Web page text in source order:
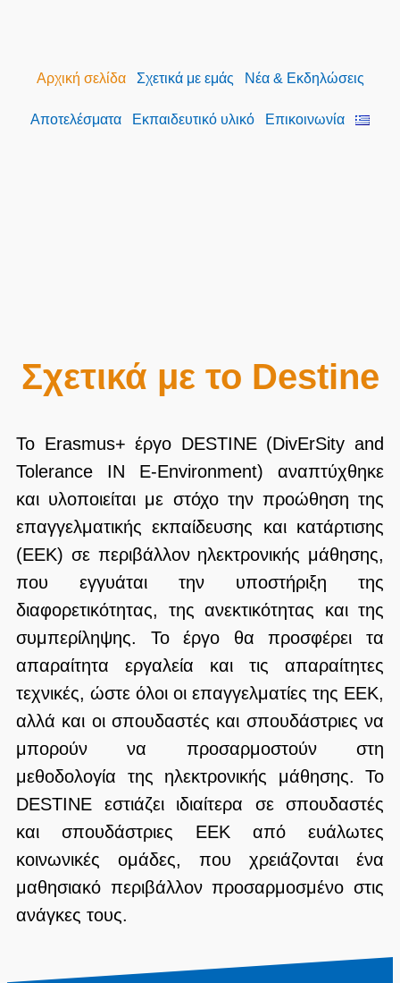
Αρχική σελίδα Σχετικά με εμάς Νέα & Εκδηλώσεις
Αποτελέσματα Εκπαιδευτικό υλικό​ Επικοινωνία
Σχετικά με το Destine
Το Erasmus+ έργο DESTINE (DivErSity and
Tolerance IN E-Environment) αναπτύχθηκε
και υλοποιείται με στόχο την προώθηση της
επαγγελματικής εκπαίδευσης και κατάρτισης
(ΕΕΚ) σε περιβάλλον ηλεκτρονικής μάθησης,
που εγγυάται την υποστήριξη της
διαφορετικότητας, της ανεκτικότητας και της
συμπερίληψης. Το έργο θα προσφέρει τα
απαραίτητα εργαλεία και τις απαραίτητες
τεχνικές, ώστε όλοι οι επαγγελματίες της ΕΕΚ,
αλλά και οι σπουδαστές και σπουδάστριες να
μπορούν να προσαρμοστούν στη
μεθοδολογία της ηλεκτρονικής μάθησης. Το
DESTINE εστιάζει ιδιαίτερα σε σπουδαστές
και σπουδάστριες ΕΕΚ από ευάλωτες
κοινωνικές ομάδες, που χρειάζονται ένα
μαθησιακό περιβάλλον προσαρμοσμένο στις
ανάγκες τους.